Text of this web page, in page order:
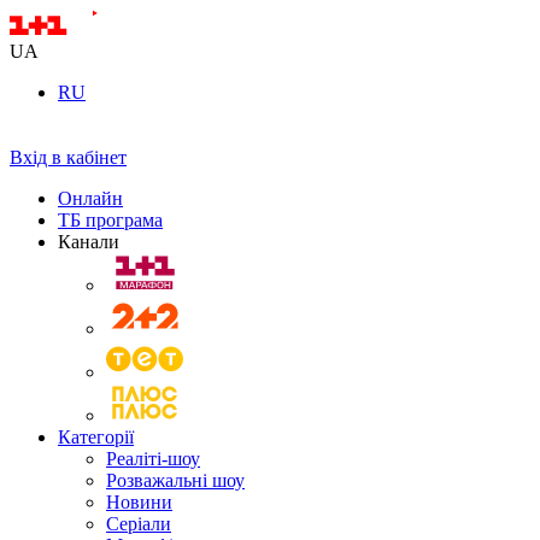
UA
RU
Вхід в кабінет
Онлайн
ТБ програма
Канали
Категорії
Реаліті-шоу
Розважальні шоу
Новини
Серіали